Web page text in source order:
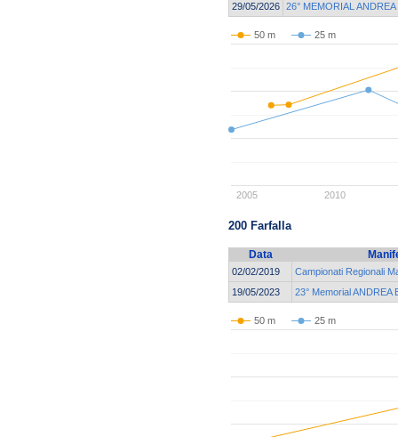
29/05/2026 26° MEMORIAL
50 m 25 m
2005 2010
200 Farfalla
Data
02/02/2019
Campionati Regionali
19/05/2023
23° Memorial ANDREA
50 m 25 m